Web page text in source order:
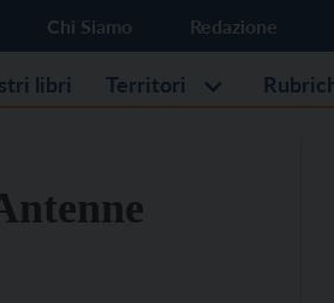
Chi Siamo Redazione
libri Territori